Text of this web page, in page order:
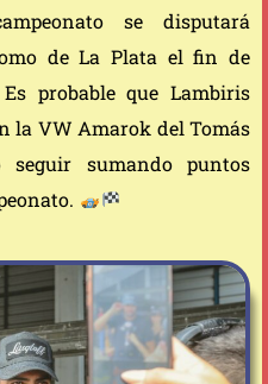
se disputará
de La Plata el fin de
probable que Lambiris
la VW Amarok del Tomás
seguir sumando puntos